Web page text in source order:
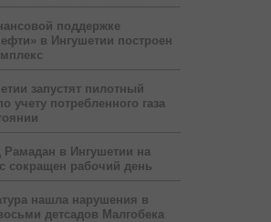
поддержке
в Ингушетии построен
запустят пилотный
учету потребленного газа
Рамадан в Ингушетии на
сокращен рабочий день
нашла нарушения в
детсадов Малгобека